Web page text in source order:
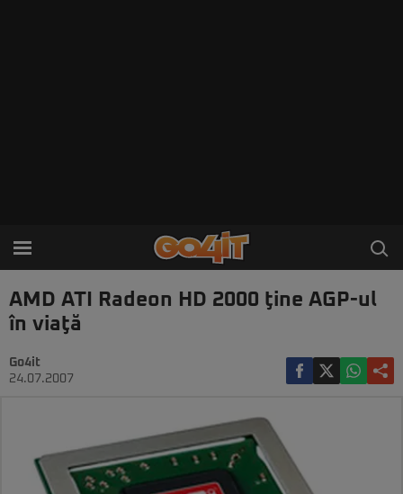
AMD ATI Radeon HD 2000 ţine AGP-ul
în viaţă
Go4it
24.07.2007